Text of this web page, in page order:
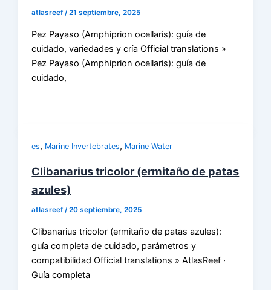
atlasreef/21 septiembre, 2025
Pez Payaso (Amphiprion ocellaris): guía de
cuidado, variedades y cría Official translations »
Pez Payaso (Amphiprion ocellaris): guía de
cuidado,
es, Marine Invertebrates, Marine Water
Clibanarius tricolor (ermitaño de patas
azules)
atlasreef/20 septiembre, 2025
Clibanarius tricolor (ermitaño de patas azules):
guía completa de cuidado, parámetros y
compatibilidad Official translations » AtlasReef ·
Guía completa